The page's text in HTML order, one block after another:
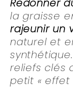
Redonner
la graisse
rajeunir un
naturel et
reliefs clés
petit « effet